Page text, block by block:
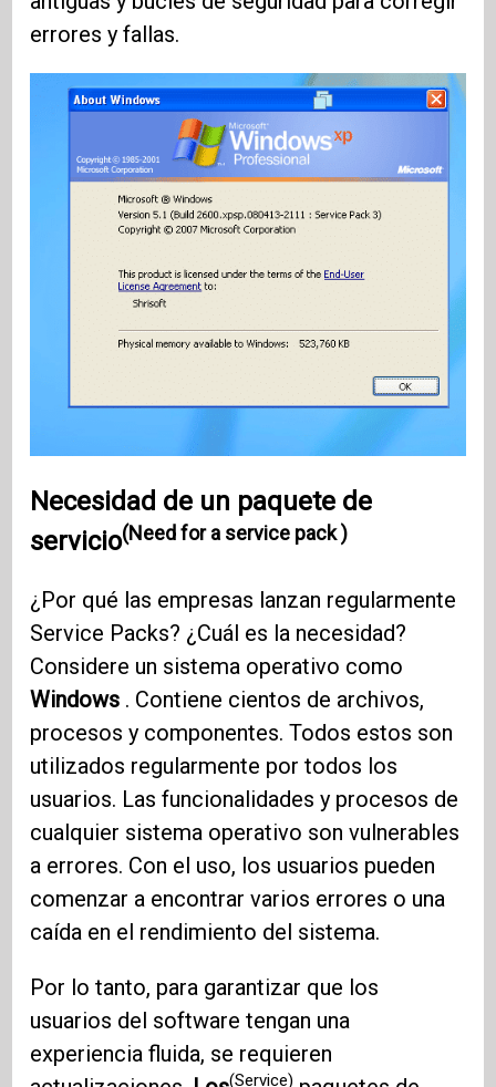
errores y fallas.
Necesidad de un paquete de
servicio(Need for a service pack )
¿Por qué las empresas lanzan regularmente
Service Packs? ¿Cuál es la necesidad?
Considere un sistema operativo como
Windows . Contiene cientos de archivos,
procesos y componentes. Todos estos son
utilizados regularmente por todos los
usuarios. Las funcionalidades y procesos de
cualquier sistema operativo son vulnerables
a errores. Con el uso, los usuarios pueden
comenzar a encontrar varios errores o una
caída en el rendimiento del sistema.
Por lo tanto, para garantizar que los
usuarios del software tengan una
experiencia fluida, se requieren
(Service)